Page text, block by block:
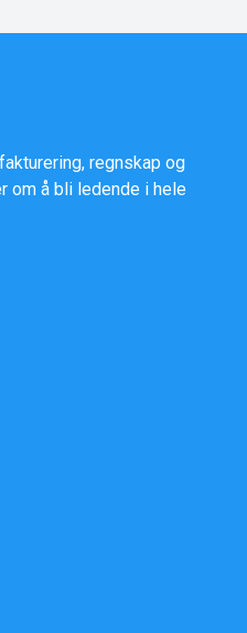
regnskap og
om å bli ledende i hele